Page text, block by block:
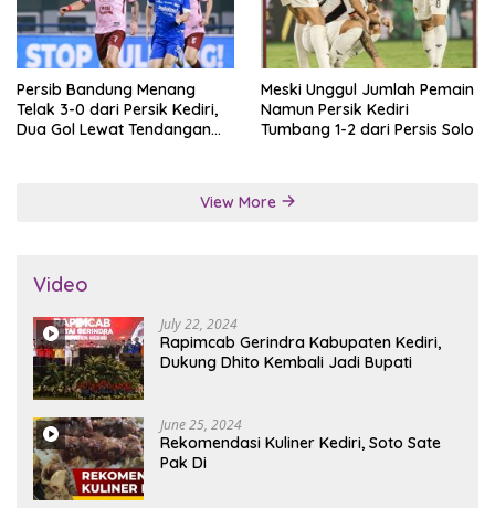
Persib Bandung Menang
Telak 3-0 dari Persik Kediri,
Dua Gol Lewat Tendangan
Meski Unggul Jumlah Pemain
Namun Persik Kediri
Tumbang 1-2 dari Persis Solo
View More
Video
July 22, 2024
Rapimcab Gerindra Kabupaten Kediri,
Dukung Dhito Kembali Jadi Bupati
June 25, 2024
Rekomendasi Kuliner Kediri, Soto Sate
Pak Di